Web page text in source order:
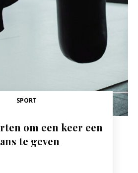
SPORT
om een keer een
te geven